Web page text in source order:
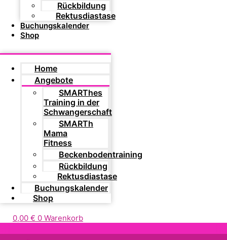
Rückbildung
Rektusdiastase
Buchungskalender
Shop
Home
Angebote
SMARThes
Training in der
Schwangerschaft
SMARTh
Mama
Fitness
Beckenbodentraining
Rückbildung
Rektusdiastase
Buchungskalender
Shop
0,00 € 0 Warenkorb